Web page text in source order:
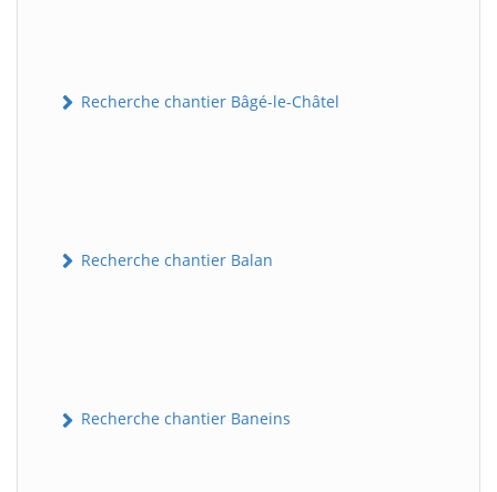
Recherche chantier Bâgé-le-Châtel
Recherche chantier Balan
Recherche chantier Baneins